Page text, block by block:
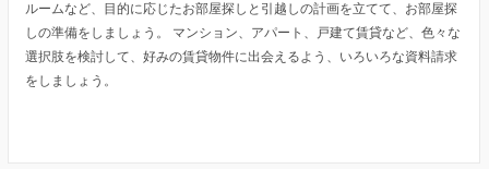
ルームなど、目的に応じたお部屋探しと引越しの計画を立てて、お部屋探
しの準備をしましょう。 マンション、アパート、戸建て賃貸など、色々な
選択肢を検討して、好みの賃貸物件に出会えるよう、いろいろな資料請求
をしましょう。